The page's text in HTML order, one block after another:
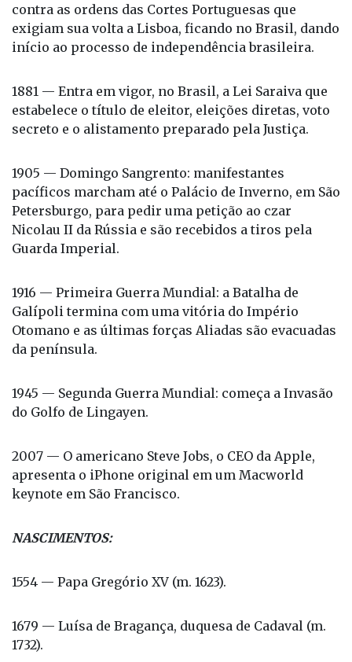
contra as ordens das Cortes Portuguesas que
exigiam sua volta a Lisboa, ficando no Brasil, dando
início ao processo de independência brasileira.
1881 — Entra em vigor, no Brasil, a Lei Saraiva que
estabelece o título de eleitor, eleições diretas, voto
secreto e o alistamento preparado pela Justiça.
1905 — Domingo Sangrento: manifestantes
pacíficos marcham até o Palácio de Inverno, em São
Petersburgo, para pedir uma petição ao czar
Nicolau II da Rússia e são recebidos a tiros pela
Guarda Imperial.
1916 — Primeira Guerra Mundial: a Batalha de
Galípoli termina com uma vitória do Império
Otomano e as últimas forças Aliadas são evacuadas
da península.
1945 — Segunda Guerra Mundial: começa a Invasão
do Golfo de Lingayen.
2007 — O americano Steve Jobs, o CEO da Apple,
apresenta o iPhone original em um Macworld
keynote em São Francisco.
NASCIMENTOS:
1554 — Papa Gregório XV (m. 1623).
1679 — Luísa de Bragança, duquesa de Cadaval (m.
1732).